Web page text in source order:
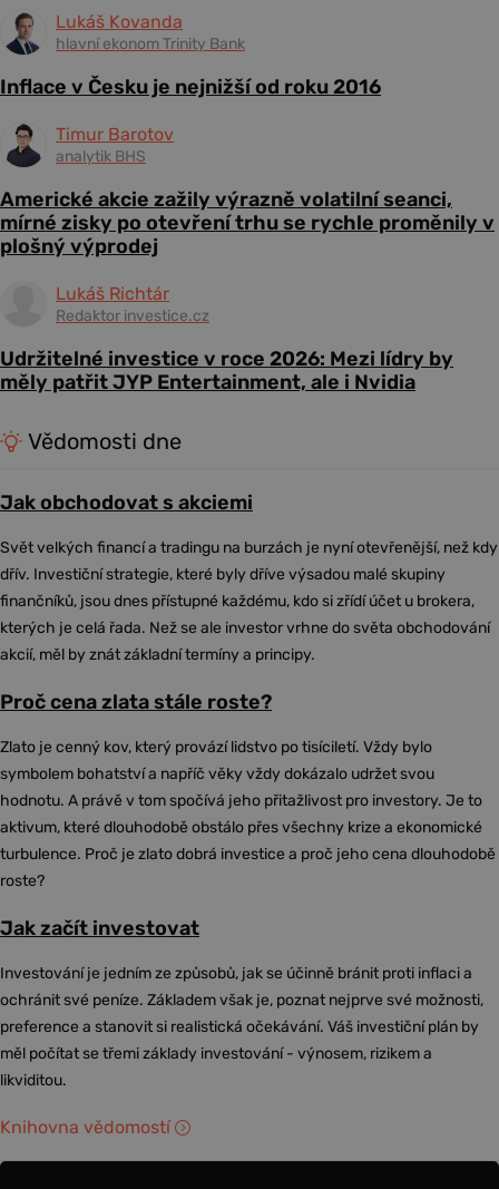
Lukáš Kovanda
hlavní ekonom Trinity Bank
Inflace v Česku je nejnižší od roku 2016
Timur Barotov
analytik BHS
Americké akcie zažily výrazně volatilní seanci,
mírné zisky po otevření trhu se rychle proměnily v
plošný výprodej
Lukáš Richtár
Redaktor investice.cz
Udržitelné investice v roce 2026: Mezi lídry by
měly patřit JYP Entertainment, ale i Nvidia
Vědomosti dne
Jak obchodovat s akciemi
Svět velkých financí a tradingu na burzách je nyní otevřenější, než kdy
dřív. Investiční strategie, které byly dříve výsadou malé skupiny
finančníků, jsou dnes přístupné každému, kdo si zřídí účet u brokera,
kterých je celá řada. Než se ale investor vrhne do světa obchodování
akcií, měl by znát základní termíny a principy.
Proč cena zlata stále roste?
Zlato je cenný kov, který provází lidstvo po tisíciletí. Vždy bylo
symbolem bohatství a napříč věky vždy dokázalo udržet svou
hodnotu. A právě v tom spočívá jeho přitažlivost pro investory. Je to
aktivum, které dlouhodobě obstálo přes všechny krize a ekonomické
turbulence. Proč je zlato dobrá investice a proč jeho cena dlouhodobě
roste?
Jak začít investovat
Investování je jedním ze způsobů, jak se účinně bránit proti inflaci a
ochránit své peníze. Základem však je, poznat nejprve své možnosti,
preference a stanovit si realistická očekávání. Váš investiční plán by
měl počítat se třemi základy investování - výnosem, rizikem a
likviditou.
Knihovna vědomostí